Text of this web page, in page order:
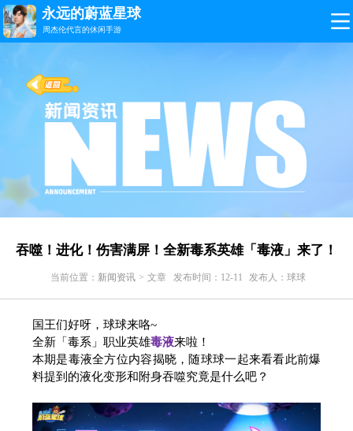
永远的蔚蓝星球
周杰伦代言的休闲手游
吞噬！进化！伤害满屏！全新毒系英雄「毒液」来了！
当前位置： 新闻资讯 > 文章 发布时间：12-11 发布人：球球
国王们好呀，球球来咯~
全新「毒系」职业英雄毒液来啦！
本期是毒液全方位内容揭晓，随球球一起来看看此前爆
料提到的液化变形和附身吞噬究竟是什么吧？